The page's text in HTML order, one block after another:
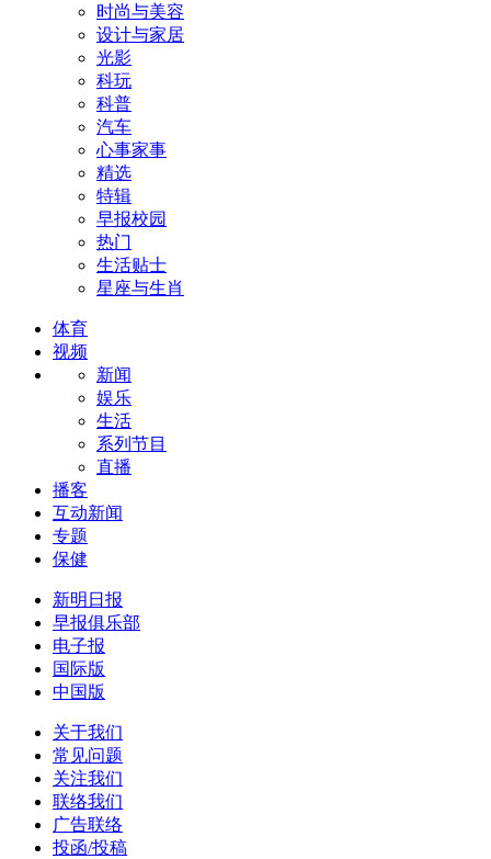
时尚与美容
设计与家居
光影
科玩
科普
汽车
心事家事
精选
特辑
早报校园
热门
生活贴士
星座与生肖
体育
视频
新闻
娱乐
生活
系列节目
直播
播客
互动新闻
专题
保健
新明日报
早报俱乐部
电子报
国际版
中国版
关于我们
常见问题
关注我们
联络我们
广告联络
投函/投稿